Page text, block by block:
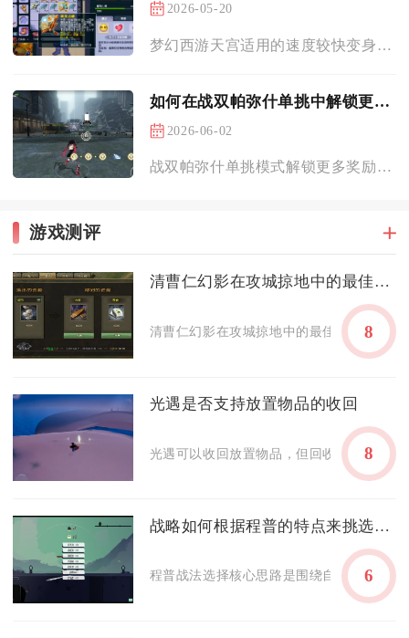
2026-05-20
梦幻西游天宫适用的速度较快变身卡主要有雾中仙卡、曼珠沙华卡、...
如何在战双帕弥什单挑中解锁更多的奖励
2026-06-02
战双帕弥什单挑模式解锁更多奖励的核心，在于选对适配角色、吃透...
游戏测评
清曹仁幻影在攻城掠地中的最佳策略是什么
清曹仁幻影在攻城掠地中的最佳策略是采用
8
光遇是否支持放置物品的收回
光遇可以收回放置物品，但回收规则根据
8
战略如何根据程普的特点来挑选战法
程普战法选择核心思路是围绕自带战法勇
6